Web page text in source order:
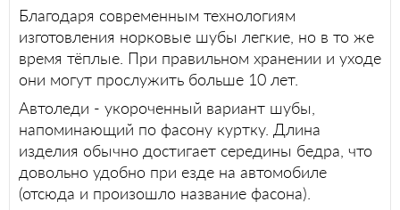
Благодаря современным технологиям
изготовления норковые шубы легкие, но в то же
время тёплые. При правильном хранении и уходе
они могут прослужить больше 10 лет.
Автоледи - укороченный вариант шубы,
напоминающий по фасону куртку. Длина
изделия обычно достигает середины бедра, что
довольно удобно при езде на автомобиле
(отсюда и произошло название фасона).